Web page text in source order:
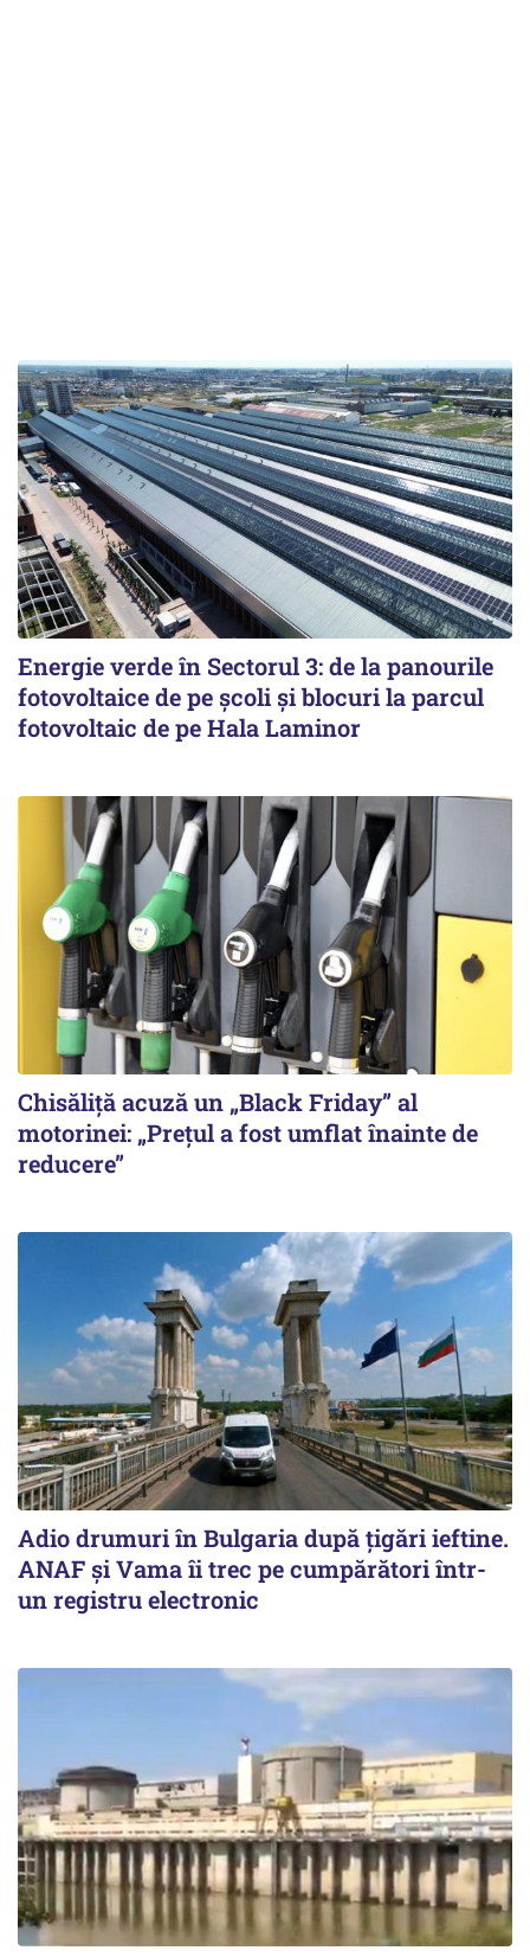
Energie verde în Sectorul 3: de la panourile
fotovoltaice de pe școli și blocuri la parcul
fotovoltaic de pe Hala Laminor
Chisăliță acuză un „Black Friday” al
motorinei: „Prețul a fost umflat înainte de
reducere”
Adio drumuri în Bulgaria după țigări ieftine.
ANAF și Vama îi trec pe cumpărători într-
un registru electronic